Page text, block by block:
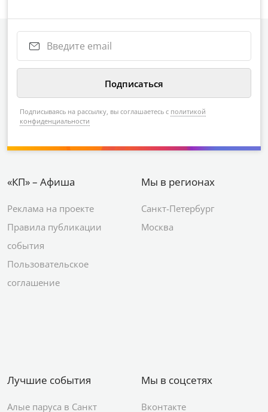
Подписываясь на рассылку, вы соглашаетесь с политикой
конфиденциальности
«КП» – Афиша
Реклама на проекте
Правила публикации
события
Пользовательское
соглашение
Мы в регионах
Санкт-Петербург
Москва
Лучшие события
Алые паруса в Санкт
Мы в соцсетях
Вконтакте